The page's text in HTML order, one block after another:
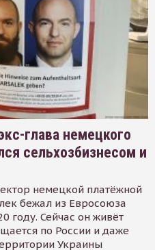
глава немецкого
сельхозбизнесом и
немецкой платёжной
бежал из Евросоюза
году. Сейчас он живёт
по России и даже
Украины